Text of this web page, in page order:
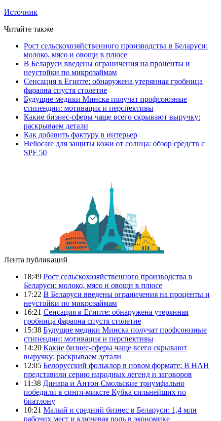
Источник
Читайте также
Рост сельскохозяйственного производства в Беларуси:
молоко, мясо и овощи в плюсе
В Беларуси введены ограничения на проценты и
неустойки по микрозаймам
Сенсация в Египте: обнаружена утерянная гробница
фараона спустя столетие
Будущие медики Минска получат профсоюзные
стипендии: мотивация и перспективы
Какие бизнес-сферы чаще всего скрывают выручку:
раскрываем детали
Как добавить фактуру в интерьер
Heliocare для защиты кожи от солнца: обзор средств с
SPF 50
Лента публикаций
18:49 Рост сельскохозяйственного производства в
Беларуси: молоко, мясо и овощи в плюсе
17:22 В Беларуси введены ограничения на проценты и
неустойки по микрозаймам
16:21 Сенсация в Египте: обнаружена утерянная
гробница фараона спустя столетие
15:38 Будущие медики Минска получат профсоюзные
стипендии: мотивация и перспективы
14:20 Какие бизнес-сферы чаще всего скрывают
выручку: раскрываем детали
12:05 Белорусский фольклор в новом формате: В НАН
представили серию народных легенд и заговоров
11:38 Динара и Антон Смольские триумфально
победили в сингл-миксте Кубка сильнейших по
биатлону
10:21 Малый и средний бизнес в Беларуси: 1,4 млн
рабочих мест и ключевая роль в экономике